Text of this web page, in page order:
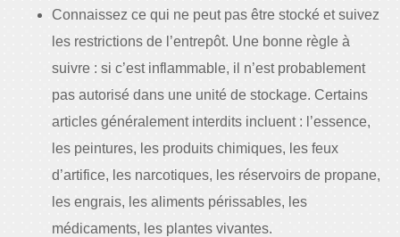
Connaissez ce qui ne peut pas être stocké et suivez
les restrictions de l’entrepôt. Une bonne règle à
suivre : si c’est inflammable, il n’est probablement
pas autorisé dans une unité de stockage. Certains
articles généralement interdits incluent : l’essence,
les peintures, les produits chimiques, les feux
d’artifice, les narcotiques, les réservoirs de propane,
les engrais, les aliments périssables, les
médicaments, les plantes vivantes.